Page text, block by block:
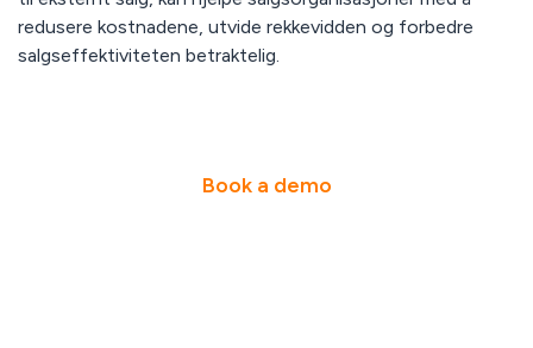
redusere kostnadene, utvide rekkevidden og forbedre
salgseffektiviteten betraktelig.
Book a demo